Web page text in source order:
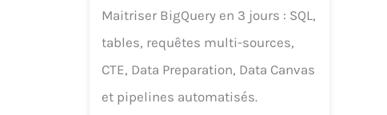
Maitriser BigQuery en 3 jours : SQL,
tables, requêtes multi-sources,
CTE, Data Preparation, Data Canvas
et pipelines automatisés.